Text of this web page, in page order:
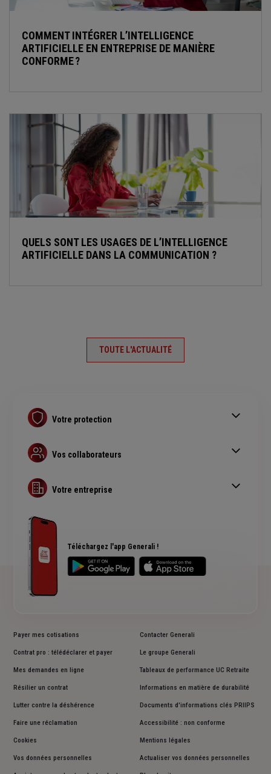
COMMENT INTÉGRER L’INTELLIGENCE
ARTIFICIELLE EN ENTREPRISE DE MANIÈRE
CONFORME ?
QUELS SONT LES USAGES DE L’INTELLIGENCE
ARTIFICIELLE DANS LA COMMUNICATION ?
TOUTE L'ACTUALITÉ
Téléchargez l'app Generali !
Votre protection
Assurance prévoyance
Complémentaire santé pro
Assurance copropriété
Vos collaborateurs
Guide Complémentaire santé collective
Votre entreprise
RC Professionnelle
Assurance cyber risques
Assurance créateur d'entreprise
Payer mes cotisations
Contrat pro : télédéclarer et payer
Mes demandes en ligne
Résilier un contrat
Lutter contre la déshérence
Faire une réclamation
Contacter Generali
Le groupe Generali
Tableaux de performance UC Retraite
Informations en matière de durabilité
Documents d'informations clés PRIIPS
Accessibilité : non conforme
Cookies Mentions légales
Vos données personnelles Actualiser vos données personnelles